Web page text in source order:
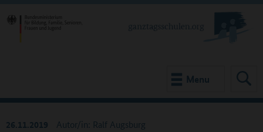
Menu
26.11.2019 Autor/in: Ralf Augsburg